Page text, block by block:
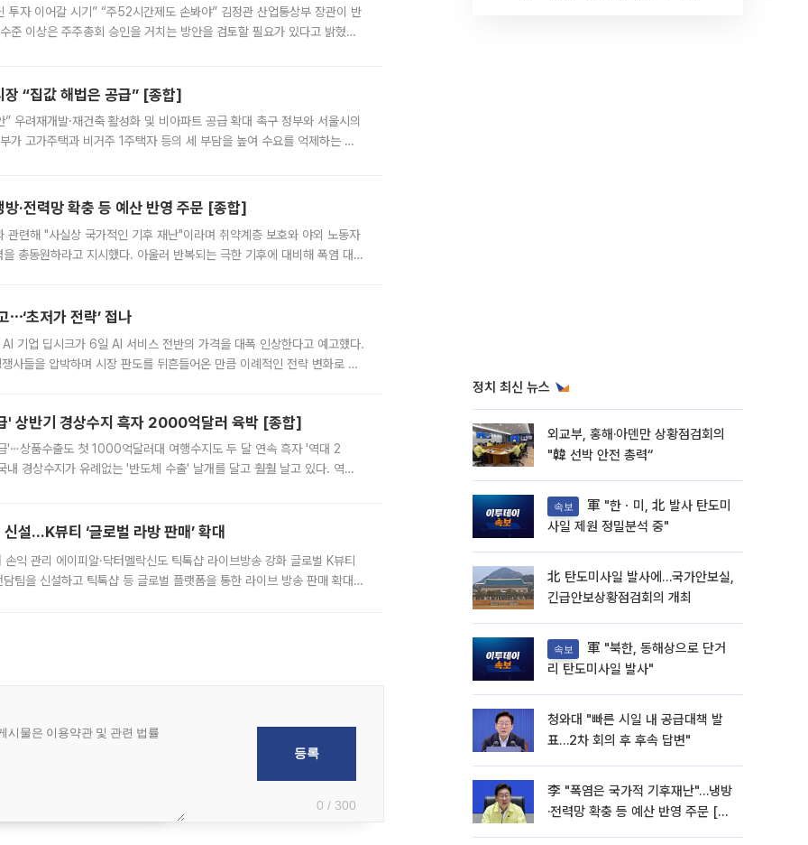
투자 이어갈 시기” “주52시간제도 손봐야” 김정관 산업통상부 장관이 반
준 이상은 주주총회 승인을 거치는 방안을 검토할 필요가 있다고 밝혔다.
“집값 해법은 공급” [종합]
우려재개발·재건축 활성화 및 비아파트 공급 확대 촉구 정부와 서울시의
가 고가주택과 비거주 1주택자 등의 세 부담을 높여 수요를 억제하는 카
·전력망 확충 등 예산 반영 주문 [종합]
련해 "사실상 국가적인 기후 재난"이라며 취약계층 보호와 야외 노동자
총동원하라고 지시했다. 아울러 반복되는 극한 기후에 대비해 폭염 대응
⋯‘초저가 전략’ 접나
기업 딥시크가 6일 AI 서비스 전반의 가격을 대폭 인상한다고 예고했다.
사들을 압박하며 시장 판도를 뒤흔들어온 만큼 이례적인 전략 변화로 평
' 상반기 경상수지 흑자 2000억달러 육박 [종합]
상품수출도 첫 1000억달러대 여행수지도 두 달 연속 흑자 '역대 2
경상수지가 유례없는 '반도체 수출' 날개를 달고 훨훨 날고 있다. 역대
설…K뷰티 ‘글로벌 라방 판매’ 확대
익 관리 에이피알·닥터멜락신도 틱톡샵 라이브방송 강화 글로벌 K뷰티
팀을 신설하고 틱톡샵 등 글로벌 플랫폼을 통한 라이브 방송 판매 확대에
0 / 300
정치 최신 뉴스
외교부, 홍해·아덴만 상황점검회의
"韓 선박 안전 총력“
속보
사일 제원 정밀분석 중"
北 탄도미사일 발사에…국가안보실,
긴급안보상황점검회의 개최
속보
리 탄도미사일 발사"
청와대 "빠른 시일 내 공급대책 발
표…2차 회의 후 후속 답변"
李 "폭염은 국가적 기후재난"…냉방
·전력망 확충 등 예산 반영 주문 [종